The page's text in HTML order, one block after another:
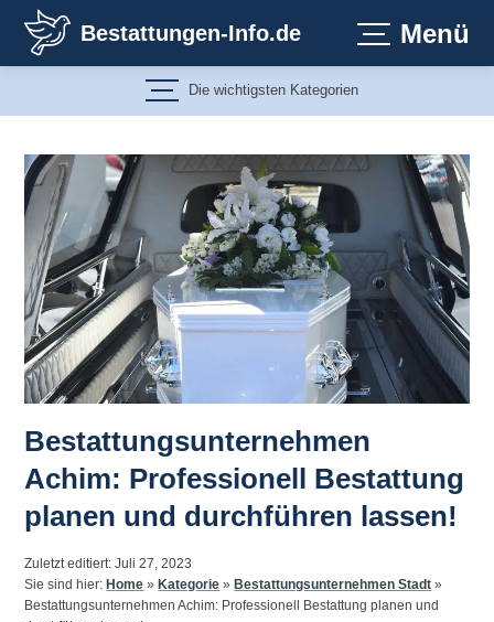
Inhalt
springen
Bestattungen-Info.de Menü
Die wichtigsten Kategorien
Bestattungsunternehmen
Achim: Professionell Bestattung
planen und durchführen lassen!
Zuletzt editiert: Juli 27, 2023
Sie sind hier: Home » Kategorie » Bestattungsunternehmen Stadt »
Bestattungsunternehmen Achim: Professionell Bestattung planen und